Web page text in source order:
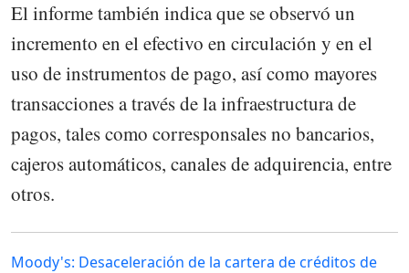
El informe también indica que se observó un
incremento en el efectivo en circulación y en el
uso de instrumentos de pago, así como mayores
transacciones a través de la infraestructura de
pagos, tales como corresponsales no bancarios,
cajeros automáticos, canales de adquirencia, entre
otros.
Moody's: Desaceleración de la cartera de créditos de